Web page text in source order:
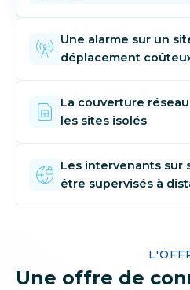
Une alarme sur un
déplacement
l'incident à distance,
envoyer un technicien
site isolé, ce
plusieurs heures et un
permanente du flux
doute à distance
La couverture
les sites isolés
difficile : la qualité du
localisation du site et les
réseau automatique,
Les intervenants sur
être supervisés à
vérifier à distance le
de protection
Une offre de